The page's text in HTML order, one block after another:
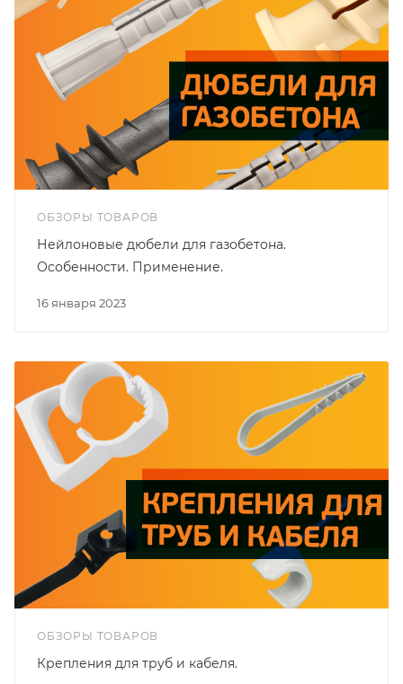
ОБЗОРЫ ТОВАРОВ
16 января 2023
Нейлоновые дюбели для газобетона.
Особенности. Применение.
ОБЗОРЫ ТОВАРОВ
Крепления для труб и кабеля.